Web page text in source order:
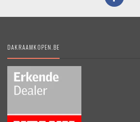
DAKRAAMKOPEN.BE